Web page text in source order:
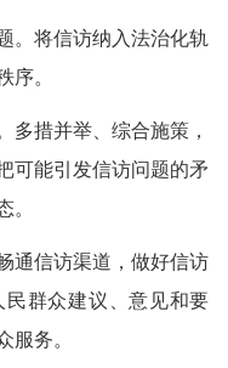
将信访纳入法治化轨
。
措并举、综合施策，
可能引发信访问题的矛
信访渠道，做好信访
群众建议、意见和要
务。